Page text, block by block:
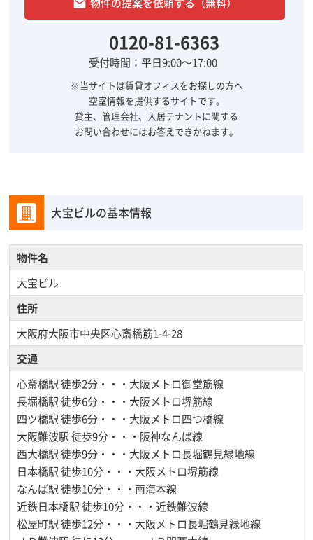
email
0120-81-6363
受付時間：平日9:00～17:00
※当サイトは賃貸オフィスをお探しの方へ
空室情報を提供するサイトです。
貸主、管理会社、入居テナントに関する
お問い合わせにはお答えできかねます。
大宝ビルの基本情報
物件名
大宝ビル
住所
大阪府大阪市中央区心斎橋筋1-4-28
交通
心斎橋駅徒歩2分・・・大阪メトロ御堂筋線
長堀橋駅徒歩6分・・・大阪メトロ堺筋線
四ツ橋駅徒歩6分・・・大阪メトロ四つ橋線
大阪難波駅徒歩9分・・・阪神なんば線
西大橋駅徒歩9分・・・大阪メトロ長堀鶴見緑地線
日本橋駅徒歩10分・・・大阪メトロ堺筋線
なんば駅徒歩10分・・・南海本線
近鉄日本橋駅徒歩10分・・・近鉄難波線
松屋町駅徒歩12分・・・大阪メトロ長堀鶴見緑地線